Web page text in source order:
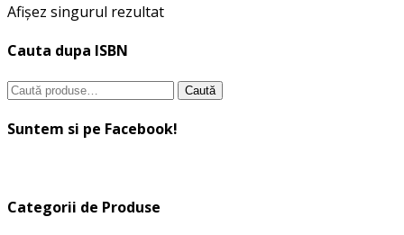
Afișez singurul rezultat
Cauta dupa ISBN
Caută
Caută
Suntem si pe Facebook!
Categorii de Produse